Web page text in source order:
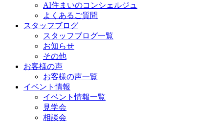
AI住まいのコンシェルジュ
よくあるご質問
スタッフブログ
スタッフブログ一覧
お知らせ
その他
お客様の声
お客様の声一覧
イベント情報
イベント情報一覧
見学会
相談会